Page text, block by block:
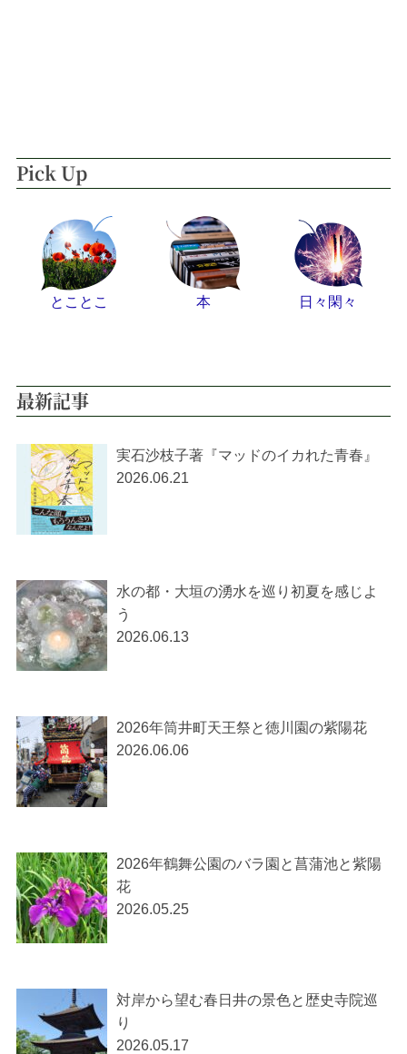
Pick Up
とことこ 本 日々閑々
最新記事
実石沙枝子著『マッドのイカれた青春』
2026.06.21
水の都・大垣の湧水を巡り初夏を感じよ
う
2026.06.13
2026年筒井町天王祭と徳川園の紫陽花
2026.06.06
2026年鶴舞公園のバラ園と菖蒲池と紫陽
花
2026.05.25
対岸から望む春日井の景色と歴史寺院巡
り
2026.05.17